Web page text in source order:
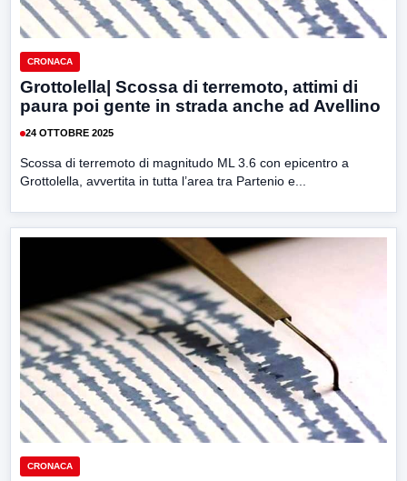
CRONACA
Grottolella| Scossa di terremoto, attimi di
paura poi gente in strada anche ad Avellino
24 OTTOBRE 2025
Scossa di terremoto di magnitudo ML 3.6 con epicentro a
Grottolella, avvertita in tutta l’area tra Partenio e...
CRONACA